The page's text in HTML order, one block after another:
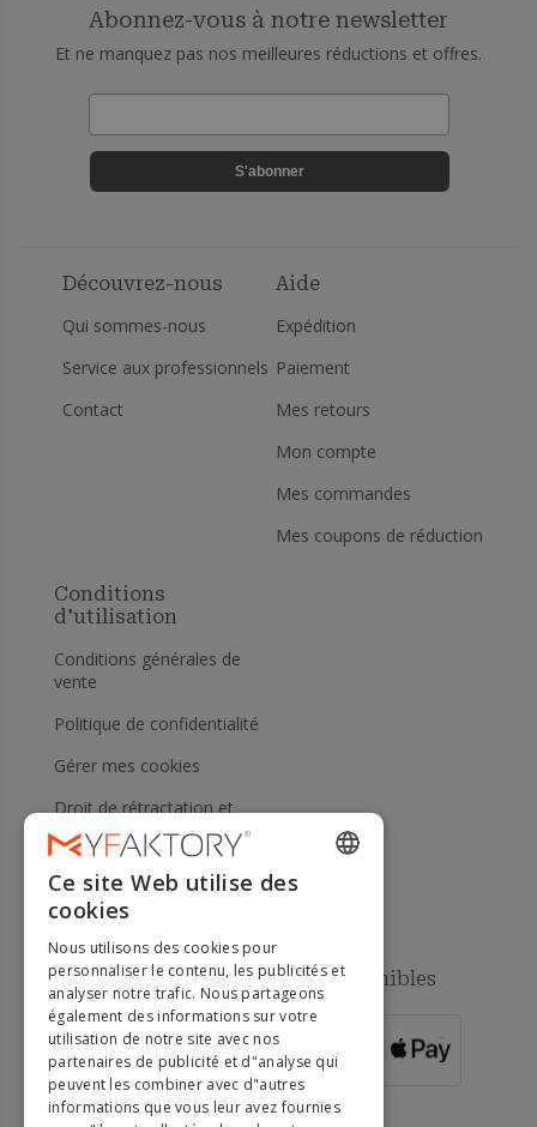
Abonnez-vous à notre newsletter
Et ne manquez pas nos meilleures réductions et offres.
S'abonner
Découvrez-nous
Qui sommes-nous
Service aux professionnels
Contact
Aide
Expédition
Paiement
Mes retours
Mon compte
Mes commandes
Mes coupons de réduction
Conditions
d'utilisation
Conditions générales de
vente
Politique de confidentialité
Gérer mes cookies
Droit de rétractation et
retours
Aide
Méthodes de paiement disponibles
POUR LES
COMMANDES
SUPÉRIEURES À
ENGLISH
DUTCH
GERMAN
PORTUGUESE
Ce site Web utilise des
cookies
Nous utilisons des cookies pour
personnaliser le contenu, les publicités et
analyser notre trafic. Nous partageons
également des informations sur votre
utilisation de notre site avec nos
partenaires de publicité et d"analyse qui
peuvent les combiner avec d"autres
informations que vous leur avez fournies